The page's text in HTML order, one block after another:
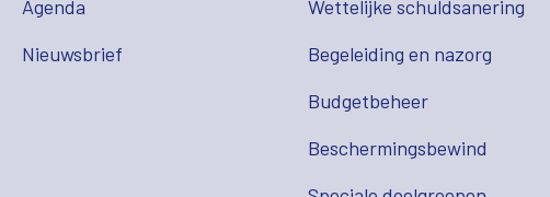
Agenda
Nieuwsbrief
Wettelijke schuldsanering
Begeleiding en nazorg
Budgetbeheer
Beschermingsbewind